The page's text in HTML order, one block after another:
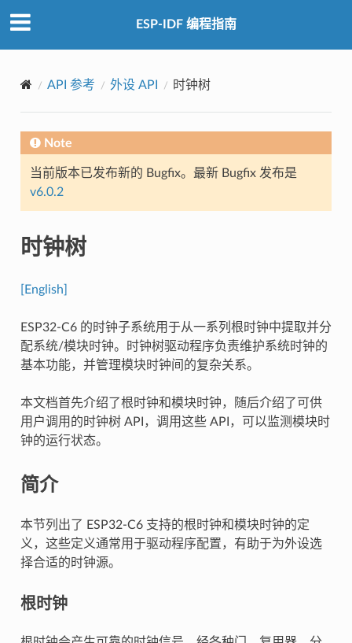
ESP-IDF 编程指南
API 参考 外设 API 时钟树
Note
当前版本已发布新的 Bugfix。最新 Bugfix 发布是
v6.0.2
时钟树
[English]
ESP32-C6 的时钟子系统用于从一系列根时钟中提取并分
配系统/模块时钟。时钟树驱动程序负责维护系统时钟的
基本功能，并管理模块时钟间的复杂关系。
本文档首先介绍了根时钟和模块时钟，随后介绍了可供
用户调用的时钟树 API，调用这些 API，可以监测模块时
钟的运行状态。
简介
本节列出了 ESP32-C6 支持的根时钟和模块时钟的定
义，这些定义通常用于驱动程序配置，有助于为外设选
择合适的时钟源。
根时钟